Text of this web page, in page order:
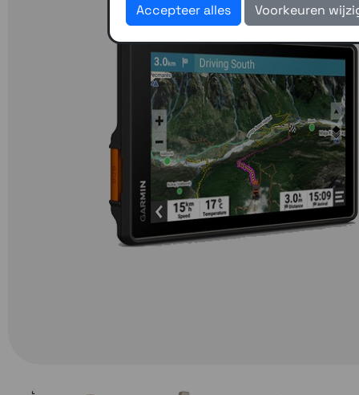
Accepteer alles Voorkeuren